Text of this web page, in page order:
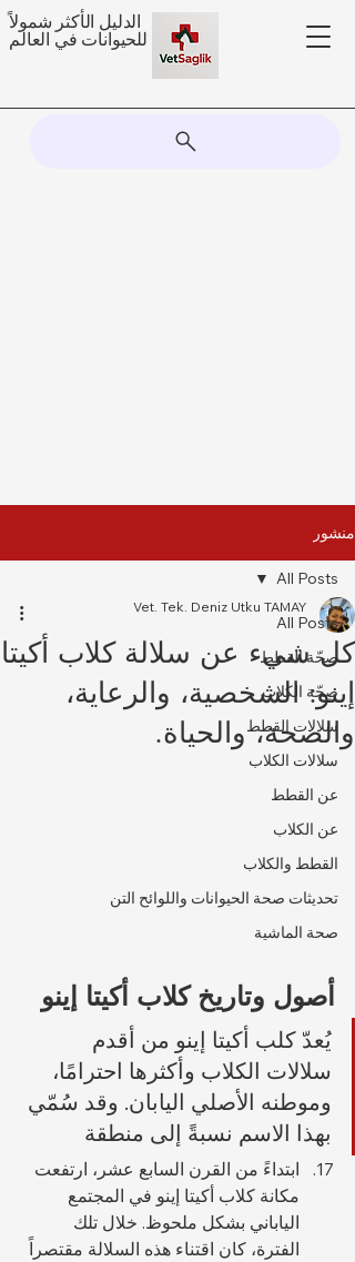
الدليل الأكثر شمولاً
للحيوانات في العالم
منشور
All Posts
صِحّة القطط
صِحّة الكلاب
سلالات القطط
سلالات الكلاب
عن القطط
عن الكلاب
القطط والكلاب
تحديثات صحة الحيوانات واللوائح التن
صحة الماشية
All Posts
كل شيء عن سلالة كلاب أكيتا
إينو: الشخصية، والرعاية،
والصحة، والحياة.
Vet. Tek. Deniz Utku TAMAY
أصول وتاريخ كلاب أكيتا إينو
يُعدّ كلب أكيتا إينو من أقدم
سلالات الكلاب وأكثرها احترامًا،
وموطنه الأصلي اليابان. وقد سُمّي
بهذا الاسم نسبةً إلى منطقة
ابتداءً من القرن السابع عشر، ارتفعت
مكانة كلاب أكيتا إينو في المجتمع
الياباني بشكل ملحوظ. خلال تلك
الفترة، كان اقتناء هذه السلالة مقتصراً